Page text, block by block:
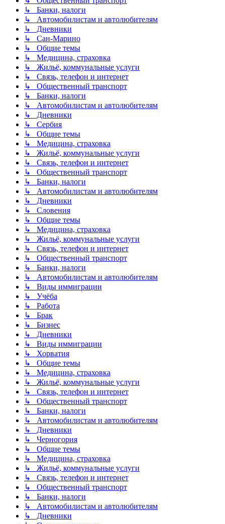
↳ Банки, налоги
↳ Автомобилистам и автолюбителям
↳ Дневники
↳ Сан-Марино
↳ Общие темы
↳ Медицина, страховка
↳ Жильё, коммунальные услуги
↳ Связь, телефон и интернет
↳ Общественный транспорт
↳ Банки, налоги
↳ Автомобилистам и автолюбителям
↳ Дневники
↳ Сербия
↳ Общие темы
↳ Медицина, страховка
↳ Жильё, коммунальные услуги
↳ Связь, телефон и интернет
↳ Общественный транспорт
↳ Банки, налоги
↳ Автомобилистам и автолюбителям
↳ Дневники
↳ Словения
↳ Общие темы
↳ Медицина, страховка
↳ Жильё, коммунальные услуги
↳ Связь, телефон и интернет
↳ Общественный транспорт
↳ Банки, налоги
↳ Автомобилистам и автолюбителям
↳ Виды иммиграции
↳ Учёба
↳ Работа
↳ Брак
↳ Бизнес
↳ Дневники
↳ Виды иммиграции
↳ Хорватия
↳ Общие темы
↳ Медицина, страховка
↳ Жильё, коммунальные услуги
↳ Связь, телефон и интернет
↳ Общественный транспорт
↳ Банки, налоги
↳ Автомобилистам и автолюбителям
↳ Дневники
↳ Черногория
↳ Общие темы
↳ Медицина, страховка
↳ Жильё, коммунальные услуги
↳ Связь, телефон и интернет
↳ Общественный транспорт
↳ Банки, налоги
↳ Автомобилистам и автолюбителям
↳ Дневники